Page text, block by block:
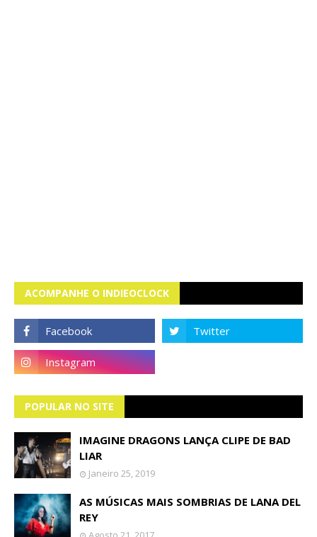
ACOMPANHE O INDIEOCLOCK
POPULAR NO SITE
IMAGINE DRAGONS LANÇA CLIPE DE BAD
LIAR
Janeiro 25, 2019
AS MÚSICAS MAIS SOMBRIAS DE LANA DEL
REY